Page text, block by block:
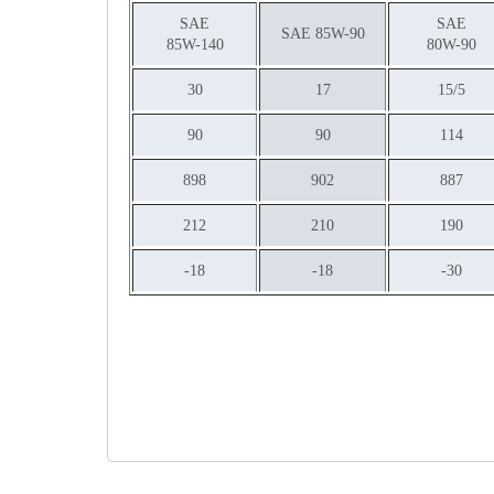
SAE
80W-90
SAE 85W-90
SAE
85W-140
15/5
17
30
114
90
90
887
902
898
190
210
212
30-
18-
18-